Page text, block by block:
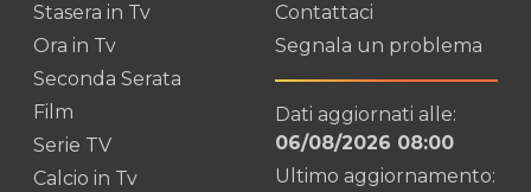
Stasera in Tv
Ora in Tv
Seconda Serata
Film
Serie TV
Calcio in Tv
Contattaci
Segnala un problema
Dati aggiornati alle:
06/08/2026 08:00
Ultimo aggiornamento: